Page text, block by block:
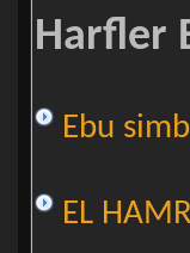
Harfler
Ebu
EL